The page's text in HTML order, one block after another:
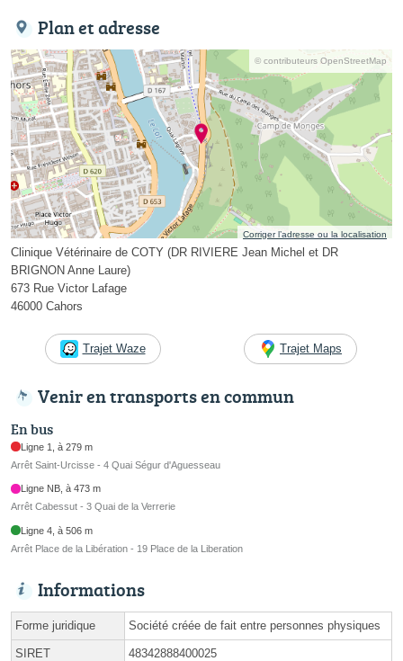
Plan et adresse
© contributeurs OpenStreetMap
Corriger l’adresse ou la localisation
Clinique Vétérinaire de COTY (DR RIVIERE Jean Michel et DR
BRIGNON Anne Laure)
673 Rue Victor Lafage
46000 Cahors
Trajet Waze Trajet Maps
Venir en transports en commun
En bus
Ligne 1, à 279 m
Arrêt Saint-Urcisse - 4 Quai Ségur d'Aguesseau
Ligne NB, à 473 m
Arrêt Cabessut - 3 Quai de la Verrerie
Ligne 4, à 506 m
Arrêt Place de la Libération - 19 Place de la Liberation
Informations
Forme juridique Société créée de fait entre personnes physiques
SIRET 48342888400025